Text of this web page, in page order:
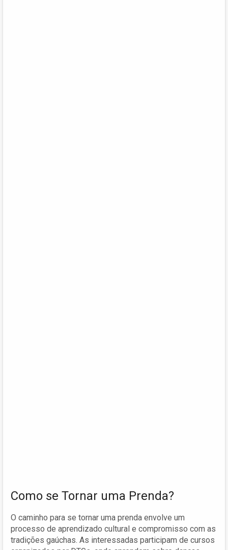
Como se Tornar uma Prenda?
O caminho para se tornar uma prenda envolve um
processo de aprendizado cultural e compromisso com as
tradições gaúchas. As interessadas participam de cursos